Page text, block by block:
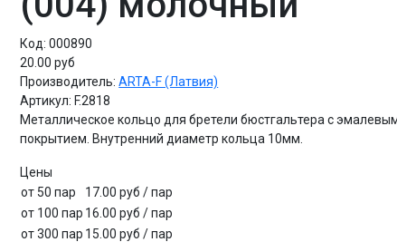
Код:000890
20.00 руб
Производитель:ARTA-F (Латвия)
Артикул:F.2818
Металлическое кольцо для бретели бюстгальтера с
покрытием. Внутренний диаметр кольца 10мм.
Цены
от 50 пар
17.00 руб/ пар
от 100 пар 16.00 руб/ пар
от 300 пар 15.00 руб/ пар